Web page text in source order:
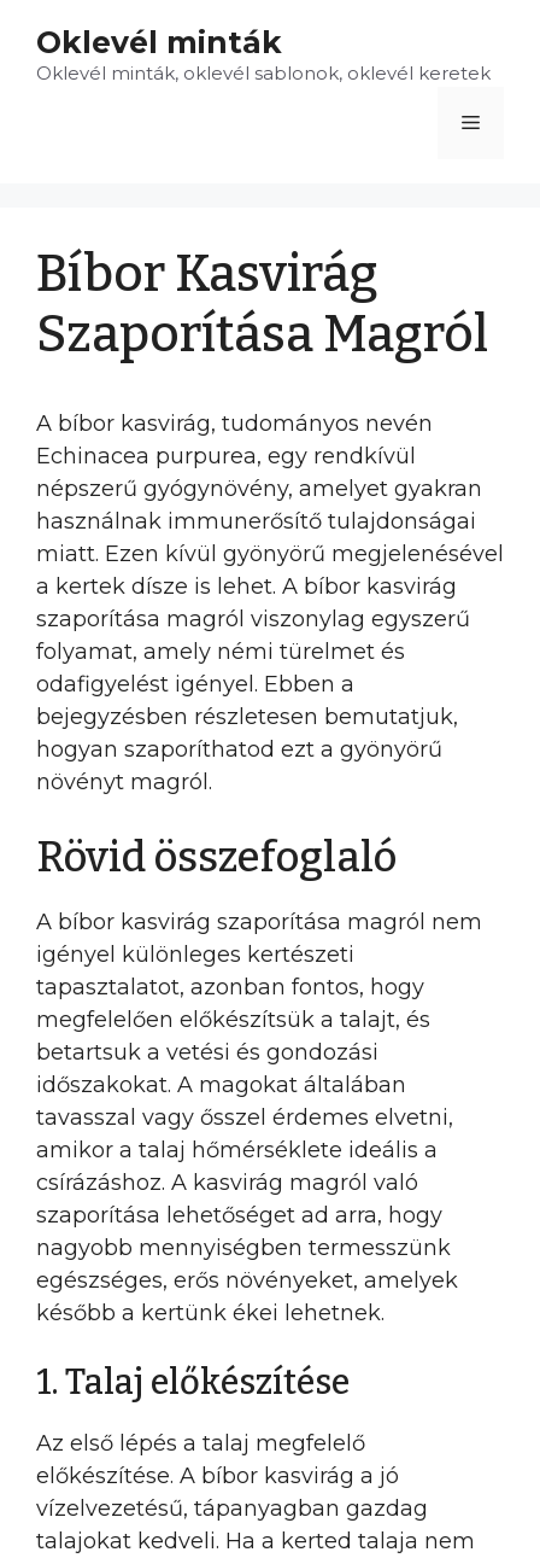
tartalomba
Oklevél minták
Oklevél minták, oklevél sablonok, oklevél keretek
Menü
Bíbor Kasvirág
Szaporítása Magról
A bíbor kasvirág, tudományos nevén
Echinacea purpurea, egy rendkívül
népszerű gyógynövény, amelyet gyakran
használnak immunerősítő tulajdonságai
miatt. Ezen kívül gyönyörű megjelenésével
a kertek dísze is lehet. A bíbor kasvirág
szaporítása magról viszonylag egyszerű
folyamat, amely némi türelmet és
odafigyelést igényel. Ebben a
bejegyzésben részletesen bemutatjuk,
hogyan szaporíthatod ezt a gyönyörű
növényt magról.
Rövid összefoglaló
A bíbor kasvirág szaporítása magról nem
igényel különleges kertészeti
tapasztalatot, azonban fontos, hogy
megfelelően előkészítsük a talajt, és
betartsuk a vetési és gondozási
időszakokat. A magokat általában
tavasszal vagy ősszel érdemes elvetni,
amikor a talaj hőmérséklete ideális a
csírázáshoz. A kasvirág magról való
szaporítása lehetőséget ad arra, hogy
nagyobb mennyiségben termesszünk
egészséges, erős növényeket, amelyek
később a kertünk ékei lehetnek.
1. Talaj előkészítése
Az első lépés a talaj megfelelő
előkészítése. A bíbor kasvirág a jó
vízelvezetésű, tápanyagban gazdag
talajokat kedveli. Ha a kerted talaja nem